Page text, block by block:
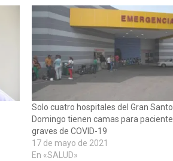
Solo cuatro hospitales del Gran Santo
Domingo tienen camas para
graves de COVID-19
17 de mayo de 2021
En «SALUD»